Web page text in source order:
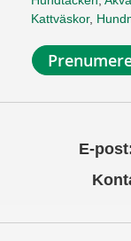
Kattväskor,
E-